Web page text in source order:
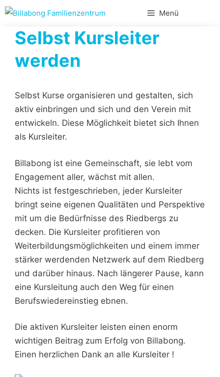
Zum
springen
Menü
Selbst Kursleiter
werden
Selbst Kurse organisieren und gestalten, sich
aktiv einbringen und sich und den Verein mit
entwickeln. Diese Möglichkeit bietet sich Ihnen
als Kursleiter.
Billabong ist eine Gemeinschaft, sie lebt vom
Engagement aller, wächst mit allen.
Nichts ist festgeschrieben, jeder Kursleiter
bringt seine eigenen Qualitäten und Perspektive
mit um die Bedürfnisse des Riedbergs zu
decken. Die Kursleiter profitieren von
Weiterbildungsmöglichkeiten und einem immer
stärker werdenden Netzwerk auf dem Riedberg
und darüber hinaus. Nach längerer Pause, kann
eine Kursleitung auch den Weg für einen
Berufswiedereinstieg ebnen.
Die aktiven Kursleiter leisten einen enorm
wichtigen Beitrag zum Erfolg von Billabong.
Einen herzlichen Dank an alle Kursleiter !